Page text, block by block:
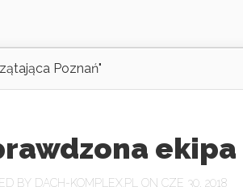
Poznań"
ekipa
BY DACH-KOMPLEX.PL ON CZE 30, 2018